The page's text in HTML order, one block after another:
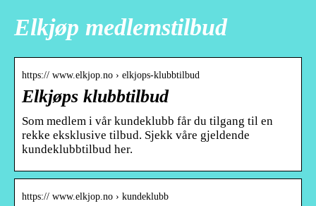
Elkjøp medlemstilbud
https:// www.elkjop.no › elkjops-klubbtilbud
Elkjøps klubbtilbud
Som medlem i vår kundeklubb får du tilgang til en
rekke eksklusive tilbud. Sjekk våre gjeldende
kundeklubbtilbud her.
https:// www.elkjop.no › kundeklubb